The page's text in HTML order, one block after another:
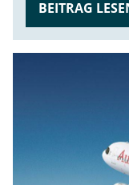
BEITRAG